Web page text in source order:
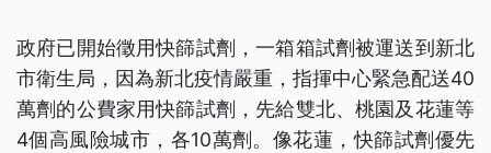
政府已開始徵用快篩試劑，一箱箱試劑被運送到新北
市衛生局，因為新北疫情嚴重，指揮中心緊急配送40
萬劑的公費家用快篩試劑，先給雙北、桃園及花蓮等
4個高風險城市，各10萬劑。像花蓮，快篩試劑優先